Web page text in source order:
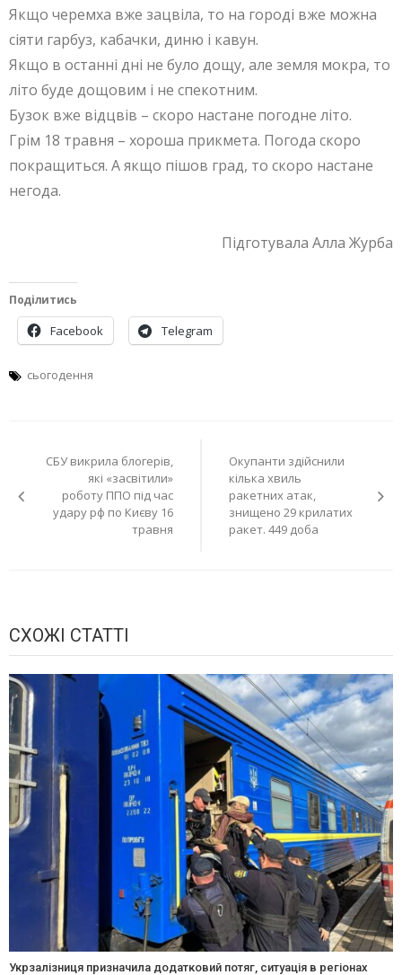
Якщо черемха вже зацвіла, то на городі вже можна
сіяти гарбуз, кабачки, диню і кавун.
Якщо в останні дні не було дощу, але земля мокра, то
літо буде дощовим і не спекотним.
Бузок вже відцвів – скоро настане погодне літо.
Грім 18 травня – хороша прикмета. Погода скоро
покращиться. А якщо пішов град, то скоро настане
негода.
Підготувала Алла Журба
Поділитись
Facebook Telegram
сьогодення
записів
СБУ викрила блогерів,
які «засвітили»
роботу ППО під час
удару рф по Києву 16
травня
Окупанти здійснили
кілька хвиль
ракетних атак,
знищено 29 крилатих
ракет. 449 доба
СХОЖІ СТАТТІ
Укрзалізниця призначила додатковий потяг, ситуація в регіонах